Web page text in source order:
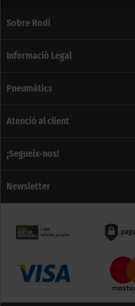
Sobre Rodi
Informació Legal
Pneumàtics
Atenció al client
¡Segueix-nos!
Newsletter